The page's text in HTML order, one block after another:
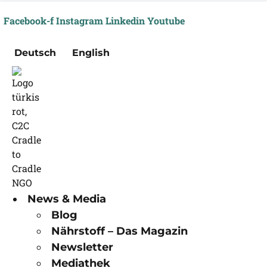
Facebook-fInstagramLinkedinYoutube
Deutsch English
News & Media
Blog
Nährstoff – Das Magazin
Newsletter
Mediathek